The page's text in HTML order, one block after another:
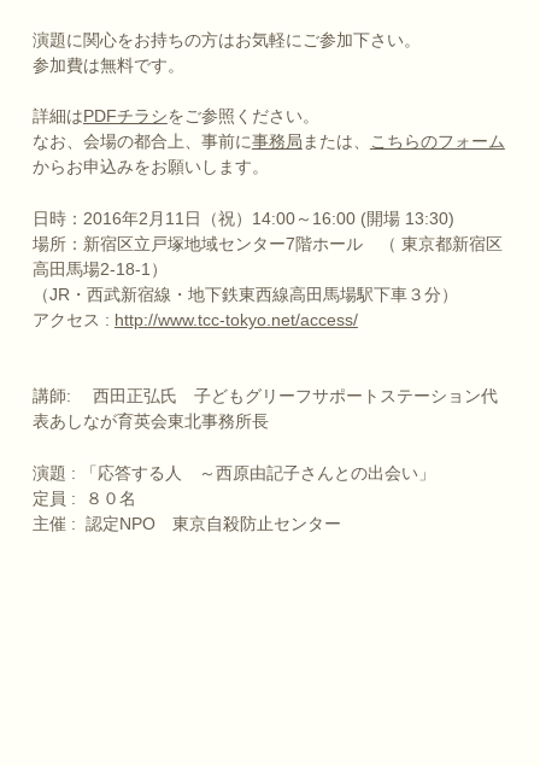
演題に関心をお持ちの方はお気軽にご参加下さい。
参加費は無料です。
詳細はPDFチラシをご参照ください。
なお、会場の都合上、事前に事務局または、 こちらのフォーム
からお申込みをお願いします。
日時：2016年2月11日（祝）14:00～16:00 (開場 13:30)
場所：新宿区立戸塚地域センター7階ホール （ 東京都新宿区
高田馬場2-18-1）
（JR・西武新宿線・地下鉄東西線高田馬場駅下車３分）
アクセス : http://www.tcc-tokyo.net/access/
講師: 西田正弘氏 子どもグリーフサポートステーション代
表あしなが育英会東北事務所長
演題 : 「応答する人 ～西原由記子さんとの出会い」
定員 : ８０名
主催 : 認定NPO 東京自殺防止センター